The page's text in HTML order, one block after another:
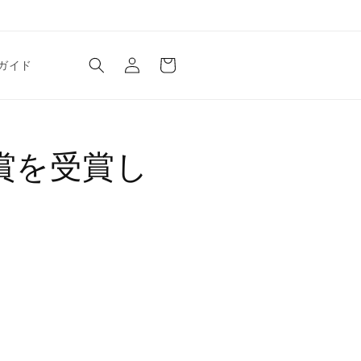
イド
グ
イ
ー
を受賞し